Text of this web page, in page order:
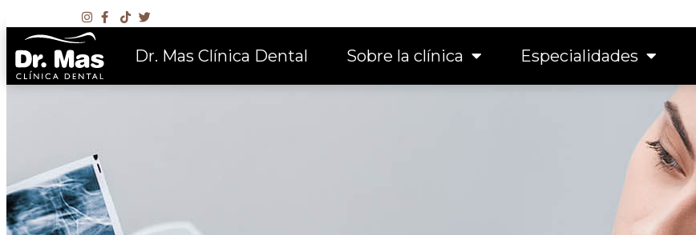
Dr. Mas Clínica Dental Sobre la clínica Especialidades